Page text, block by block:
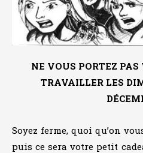
NE VOUS PORTEZ
TRAVAILLER LES
Soyez ferme, quoi qu’on
puis ce sera votre petit